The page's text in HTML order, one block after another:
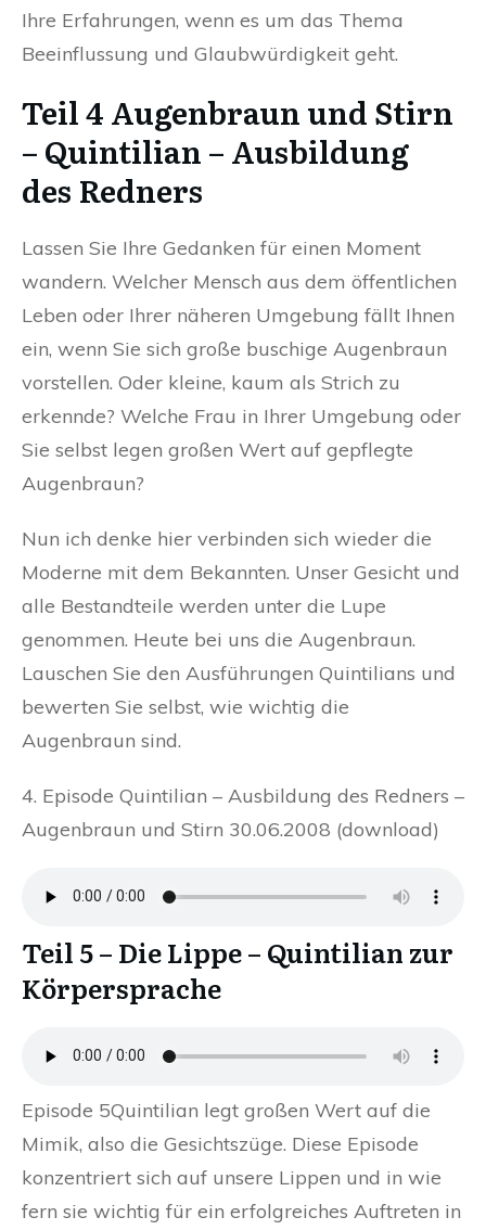
Ihre Erfahrungen, wenn es um das Thema
Beeinflussung und Glaubwürdigkeit geht.
Teil 4 Augenbraun und Stirn
– Quintilian – Ausbildung
des Redners
Lassen Sie Ihre Gedanken für einen Moment
wandern. Welcher Mensch aus dem öffentlichen
Leben oder Ihrer näheren Umgebung fällt Ihnen
ein, wenn Sie sich große buschige Augenbraun
vorstellen. Oder kleine, kaum als Strich zu
erkennde? Welche Frau in Ihrer Umgebung oder
Sie selbst legen großen Wert auf gepflegte
Augenbraun?
Nun ich denke hier verbinden sich wieder die
Moderne mit dem Bekannten. Unser Gesicht und
alle Bestandteile werden unter die Lupe
genommen. Heute bei uns die Augenbraun.
Lauschen Sie den Ausführungen Quintilians und
bewerten Sie selbst, wie wichtig die
Augenbraun sind.
4. Episode Quintilian – Ausbildung des Redners –
Augenbraun und Stirn 30.06.2008 (download)
Teil 5 – Die Lippe – Quintilian zur
Körpersprache
Episode 5Quintilian legt großen Wert auf die
Mimik, also die Gesichtszüge. Diese Episode
konzentriert sich auf unsere Lippen und in wie
fern sie wichtig für ein erfolgreiches Auftreten in